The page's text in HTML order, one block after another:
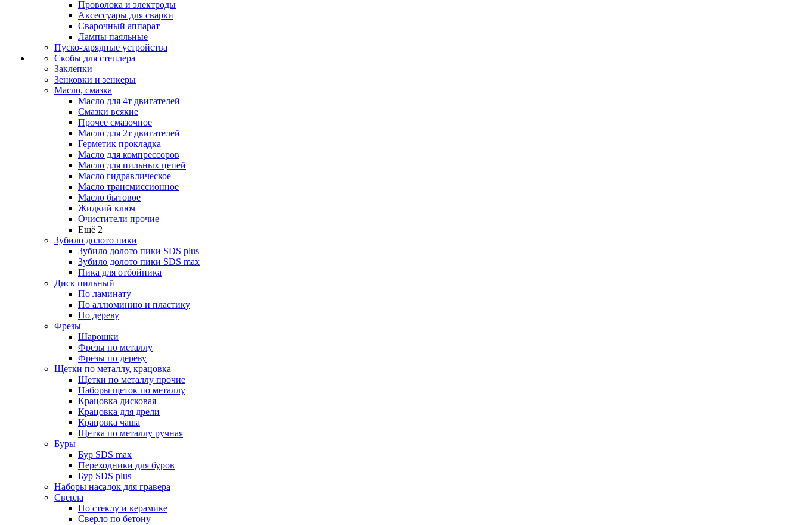
Проволока и электроды
Аксессуары для сварки
Сварочный аппарат
Лампы паяльные
Пуско-зарядные устройства
Скобы для степлера
Заклепки
Зенковки и зенкеры
Масло, смазка
Масло для 4т двигателей
Смазки всякие
Прочее смазочное
Масло для 2т двигателей
Герметик прокладка
Масло для компрессоров
Масло для пильных цепей
Масло гидравлическое
Масло трансмиссионное
Масло бытовое
Жидкий ключ
Очистители прочие
Ещё 2
Зубило долото пики
Зубило долото пики SDS plus
Зубило долото пики SDS max
Пика для отбойника
Диск пильный
По ламинату
По аллюминию и пластику
По дереву
Фрезы
Шарошки
Фрезы по металлу
Фрезы по дереву
Щетки по металлу, крацовка
Щетки по металлу прочие
Наборы щеток по металлу
Крацовка дисковая
Крацовка для дрели
Крацовка чаша
Щетка по металлу ручная
Буры
Бур SDS max
Переходники для буров
Бур SDS plus
Наборы насадок для гравера
Сверла
По стеклу и керамике
Сверло по бетону